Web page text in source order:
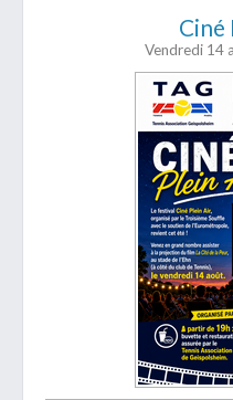
Ciné
Vendredi 14